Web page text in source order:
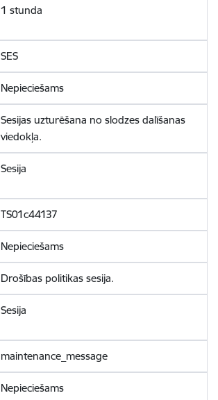
1 stunda
SES
Nepieciešams
Sesijas uzturēšana no slodzes dalīšanas
viedokļa.
Sesija
TS01c44137
Nepieciešams
Drošības politikas sesija.
Sesija
maintenance_message
Nepieciešams